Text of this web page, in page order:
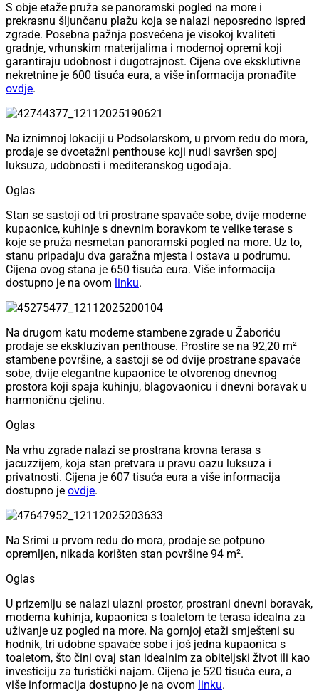
S obje etaže pruža se panoramski pogled na more i
prekrasnu šljunčanu plažu koja se nalazi neposredno ispred
zgrade. Posebna pažnja posvećena je visokoj kvaliteti
gradnje, vrhunskim materijalima i modernoj opremi koji
garantiraju udobnost i dugotrajnost. Cijena ove eksklutivne
nekretnine je 600 tisuća eura, a više informacija pronađite
ovdje.
Na iznimnoj lokaciji u Podsolarskom, u prvom redu do mora,
prodaje se dvoetažni penthouse koji nudi savršen spoj
luksuza, udobnosti i mediteranskog ugođaja.
Oglas
Stan se sastoji od tri prostrane spavaće sobe, dvije moderne
kupaonice, kuhinje s dnevnim boravkom te velike terase s
koje se pruža nesmetan panoramski pogled na more. Uz to,
stanu pripadaju dva garažna mjesta i ostava u podrumu.
Cijena ovog stana je 650 tisuća eura. Više informacija
dostupno je na ovom linku.
Na drugom katu moderne stambene zgrade u Žaboriću
prodaje se ekskluzivan penthouse. Prostire se na 92,20 m²
stambene površine, a sastoji se od dvije prostrane spavaće
sobe, dvije elegantne kupaonice te otvorenog dnevnog
prostora koji spaja kuhinju, blagovaonicu i dnevni boravak u
harmoničnu cjelinu.
Oglas
Na vrhu zgrade nalazi se prostrana krovna terasa s
jacuzzijem, koja stan pretvara u pravu oazu luksuza i
privatnosti. Cijena je 607 tisuća eura a više informacija
dostupno je ovdje.
Na Srimi u prvom redu do mora, prodaje se potpuno
opremljen, nikada korišten stan površine 94 m².
Oglas
U prizemlju se nalazi ulazni prostor, prostrani dnevni boravak,
moderna kuhinja, kupaonica s toaletom te terasa idealna za
uživanje uz pogled na more. Na gornjoj etaži smješteni su
hodnik, tri udobne spavaće sobe i još jedna kupaonica s
toaletom, što čini ovaj stan idealnim za obiteljski život ili kao
investiciju za turistički najam. Cijena je 520 tisuća eura, a
više informacija dostupno je na ovom linku.